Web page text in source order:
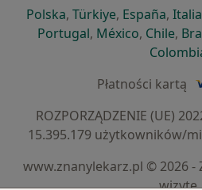
Polskaotwiera się w nowej
, Türkiyeotwiera się w
, España, Italia
Portugalotwiera się w
, Méxicootwiera
, Chile,
Płatności kartą
ROZPORZĄDZENIE (UE)
15.395.179 użytkowników/
www.znanylekarz.pl © 2026 -
wizytę